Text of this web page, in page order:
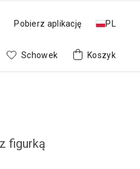
Pobierz aplikację PL
Schowek Koszyk
figurką